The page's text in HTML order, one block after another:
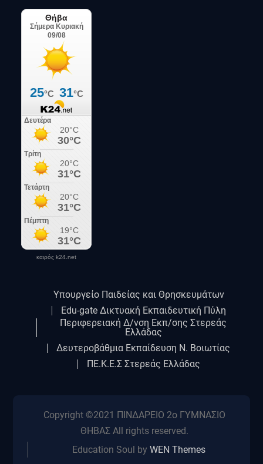
καιρός k24.net
Υπουργείο Παιδείας και Θρησκευμάτων
Edu-gate Δικτυακή Εκπαιδευτική Πύλη
Περιφερειακή Δ/νση Εκπ/σης Στερεάς
Ελλάδας
Δευτεροβάθμια Εκπαίδευση Ν. Βοιωτίας
ΠΕ.Κ.Ε.Σ Στερεάς Ελλάδας
Copyright ©2021 ΠΙΝΔΑΡΕΙΟ 2ο ΓΥΜΝΑΣΙΟ
ΘΗΒΑΣ All rights reserved.
Education Soul byWEN Themes